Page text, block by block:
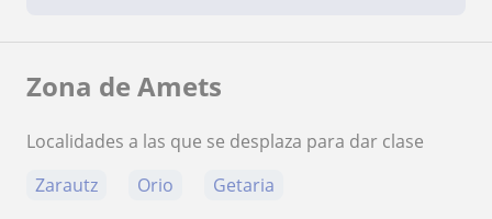
Zona de Amets
Localidades a las que se desplaza para dar clase
Zarautz
Orio Getaria